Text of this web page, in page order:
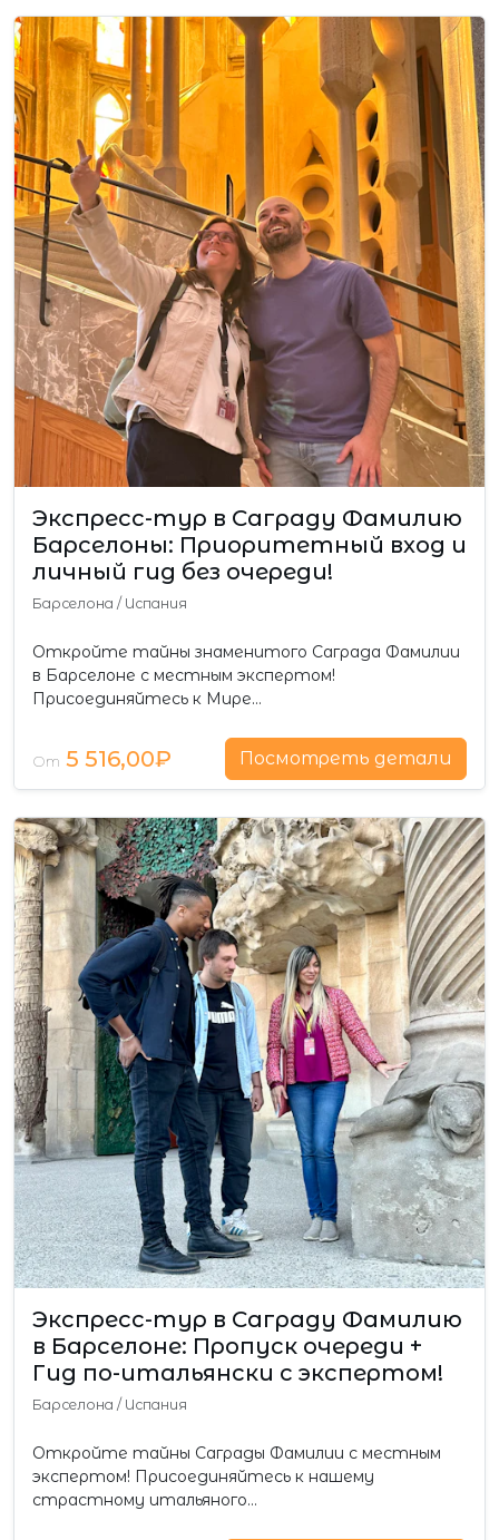
Экспресс-тур в Саграду Фамилию
Барселоны: Приоритетный вход и
личный гид без очереди!
Барселона / Испания
Откройте тайны знаменитого Саграда Фамилии
в Барселоне с местным экспертом!
Присоединяйтесь к Мире…
От 5 516,00₽ Посмотреть детали
Экспресс-тур в Саграду Фамилию
в Барселоне: Пропуск очереди +
Гид по-итальянски с экспертом!
Барселона / Испания
Откройте тайны Саграды Фамилии с местным
экспертом! Присоединяйтесь к нашему
страстному итальяного…